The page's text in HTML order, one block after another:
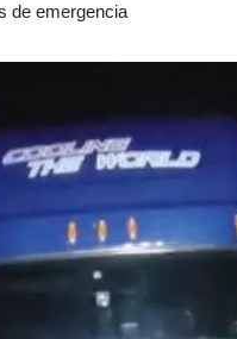
de emergencia